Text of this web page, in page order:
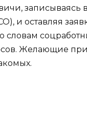
записываясь
и оставляя
словам
Желающие